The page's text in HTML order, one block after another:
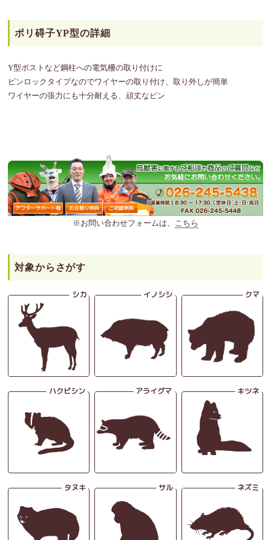
ポリ碍子YP型の詳細
Y型ポストなど鋼柱への電気柵の取り付けに
ピンロックタイプなのでワイヤーの取り付け、取り外しが簡単
ワイヤーの張力にも十分耐える、頑丈なピン
※お問い合わせフォームは、 こちら
対象からさがす